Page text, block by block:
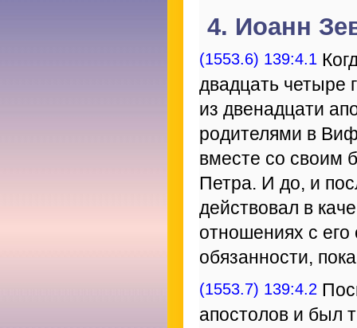
4. Иоанн
(1553.6) 139:4.1
двадцать четыре
из двенадцати
родителями в
вместе со своим
Петра. И до, и
действовал в
отношениях с
обязанности,
(1553.7) 139:4.2
апостолов и был